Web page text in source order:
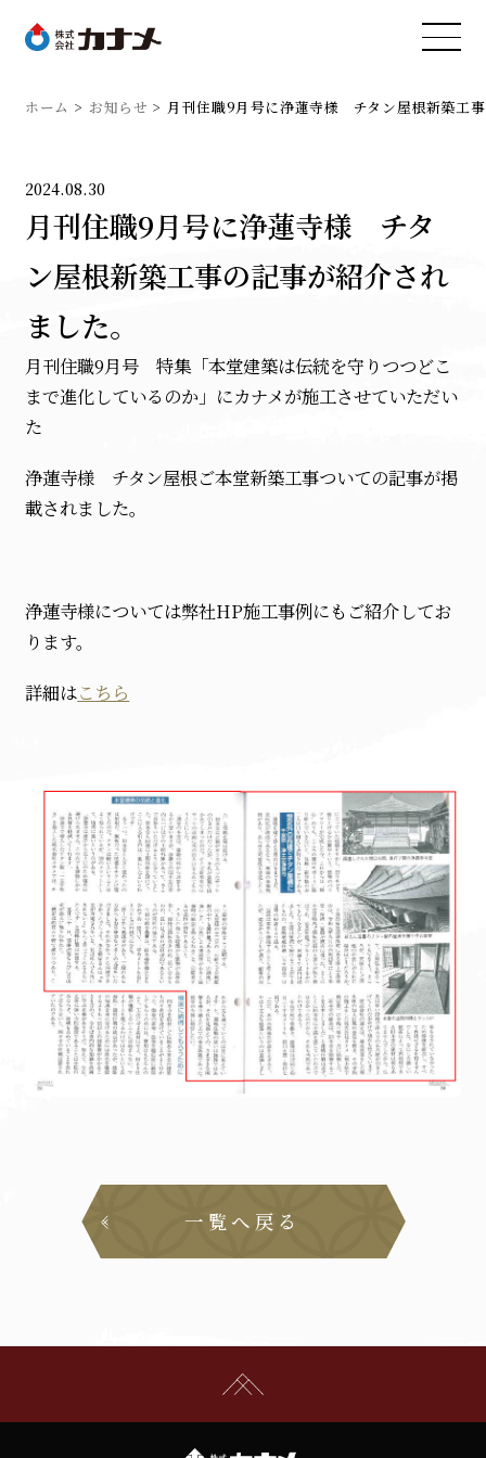
ホーム お知らせ 月刊住職9月号に浄蓮寺様 チタン屋根新築工
2024.08.30
月刊住職9月号に浄蓮寺様 チタ
ン屋根新築工事の記事が紹介され
ました。
月刊住職9月号 特集「本堂建築は伝統を守りつつどこ
まで進化しているのか」にカナメが施工させていただい
た
浄蓮寺様 チタン屋根ご本堂新築工事ついての記事が掲
載されました。
浄蓮寺様については弊社HP施工事例にもご紹介してお
ります。
詳細はこちら
一覧へ戻る